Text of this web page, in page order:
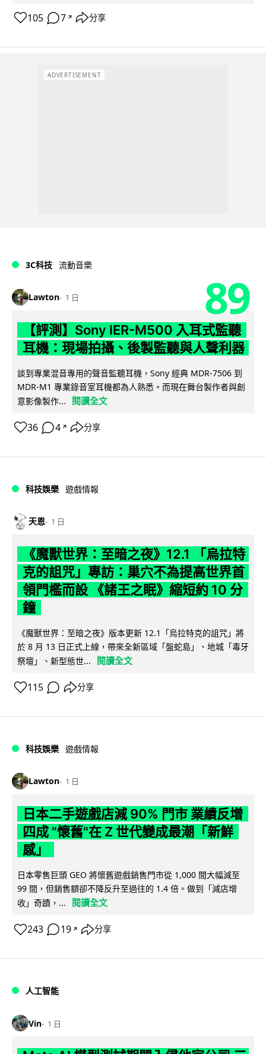
105 7 ↗ 分享
ADVERTISEMENT
3C科技 流動音樂
Lawton 1 日 89
【評測】Sony IER-M500 入耳式監聽
耳機：現場拍攝、後製監聽與人聲利器
談到專業混音專用的聲音監聽耳機，Sony 經典 MDR-7506 到
MDR-M1 專業錄音室耳機都為人熟悉。而現在舞台製作者與創
意影像製作...
閱讀全文
36 4 ↗ 分享
科技娛樂 遊戲情報
天恩 1 日
《魔獸世界：至暗之夜》12.1 「烏拉特
克的詛咒」專訪：巢穴不為提高世界首
領門檻而設 《諸王之眠》縮短約 10 分
鐘
《魔獸世界：至暗之夜》版本更新 12.1「烏拉特克的詛咒」將
於 8 月 13 日正式上線，帶來全新區域「盤蛇島」、地城「毒牙
祭壇」、新型態世...
閱讀全文
115 分享
科技娛樂 遊戲情報
Lawton 1 日
日本二手遊戲店減 90% 門市 業績反增
四成 "懷舊"在 Z 世代變成最潮「新鮮
感」
日本零售巨頭 GEO 將懷舊遊戲銷售門市從 1,000 間大幅減至
99 間，但銷售額卻不降反升至過往的 1.4 倍。做到「減店增
收」奇蹟，...
閱讀全文
243 19 ↗ 分享
人工智能
Vin 1 日